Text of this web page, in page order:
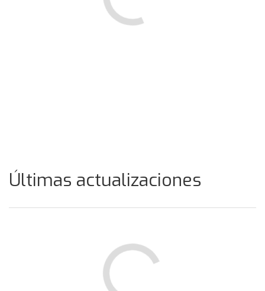
Últimas actualizaciones